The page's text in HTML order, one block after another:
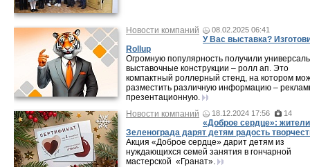
Новости компаний 08.02.2025 06:41
У Вас выставка?
Rollup
Огромную популярность получили
выставочные конструкции – ролл ап. Это
компактный роллерный стенд, на котором
разместить различную информацию –
презентационную.
Новости компаний
18.12.2024 17:56 14
«Доброе сердце»: жители
Зеленограда дарят детям радость
Акция «Доброе сердце» дарит детям из
нуждающихся семей занятия в гончарной
мастерской «Гранат».